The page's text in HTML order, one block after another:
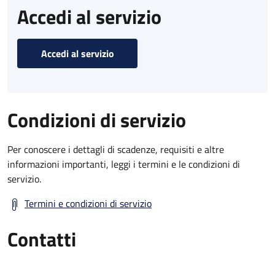
Accedi al servizio
Accedi al servizio
Condizioni di servizio
Per conoscere i dettagli di scadenze, requisiti e altre
informazioni importanti, leggi i termini e le condizioni di
servizio.
Termini e condizioni di servizio
Contatti